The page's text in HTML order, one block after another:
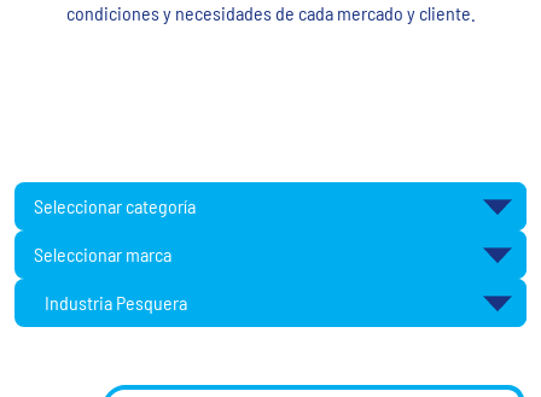
condiciones y necesidades de cada mercado y cliente.